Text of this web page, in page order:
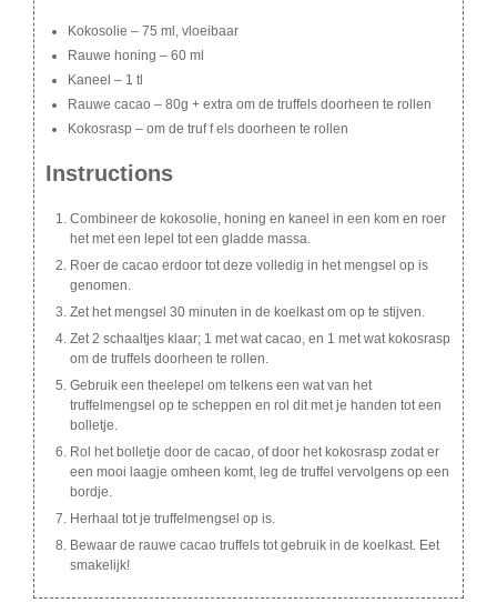
Kokosolie – 75 ml, vloeibaar
Rauwe honing – 60 ml
Kaneel – 1 tl
Rauwe cacao – 80g + extra om de truffels doorheen te rollen
Kokosrasp – om de truf f els doorheen te rollen
Instructions
Combineer de kokosolie, honing en kaneel in een kom en roer
het met een lepel tot een gladde massa.
Roer de cacao erdoor tot deze volledig in het mengsel op is
genomen.
Zet het mengsel 30 minuten in de koelkast om op te stijven.
Zet 2 schaaltjes klaar; 1 met wat cacao, en 1 met wat kokosrasp
om de truffels doorheen te rollen.
Gebruik een theelepel om telkens een wat van het
truffelmengsel op te scheppen en rol dit met je handen tot een
bolletje.
Rol het bolletje door de cacao, of door het kokosrasp zodat er
een mooi laagje omheen komt, leg de truffel vervolgens op een
bordje.
Herhaal tot je truffelmengsel op is.
Bewaar de rauwe cacao truffels tot gebruik in de koelkast. Eet
smakelijk!